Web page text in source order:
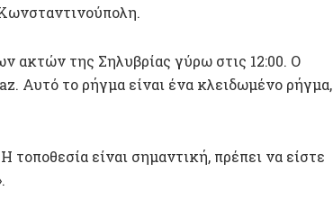
ακτών της Σηλυβρίας γύρω στις 12:00. Ο
Αυτό το ρήγμα είναι ένα κλειδωμένο ρήγμα,
είναι σημαντική, πρέπει να είστε